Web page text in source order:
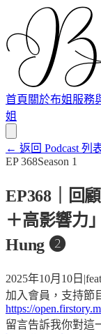
首頁 關於布姐 服務
姐
← 返回 Podcast 列
EP368Season 1
EP368｜回
＋高影響力
Hung ❷
2025年10月10日 |
加入會員，支持節
https://
留言告訴我你對這